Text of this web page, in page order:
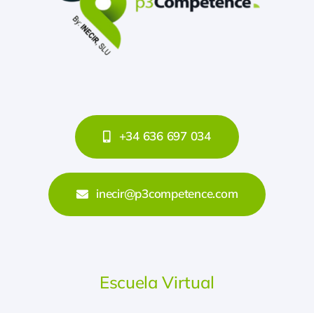
+34 636 697 034
inecir@p3competence.com
Escuela Virtual